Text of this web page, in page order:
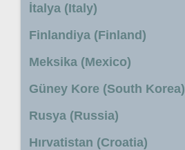
İtalya (Italy)
Finlandiya (Finland)
Meksika (Mexico)
Güney Kore (South Korea)
Rusya (Russia)
Hırvatistan (Croatia)